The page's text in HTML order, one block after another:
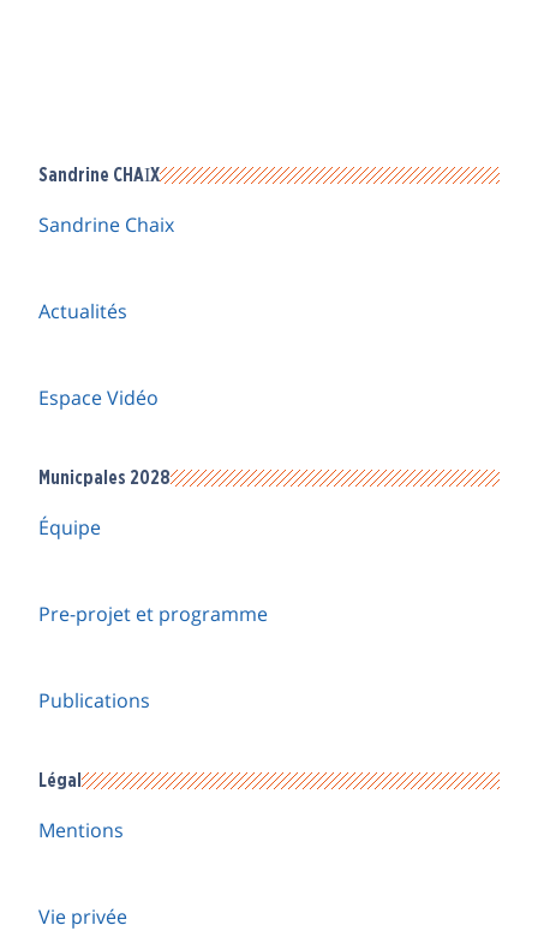
Sandrine CHAIX
Sandrine Chaix
Actualités
Espace Vidéo
Municpales 2028
Équipe
Pre-projet et programme
Publications
Légal
Mentions
Vie privée